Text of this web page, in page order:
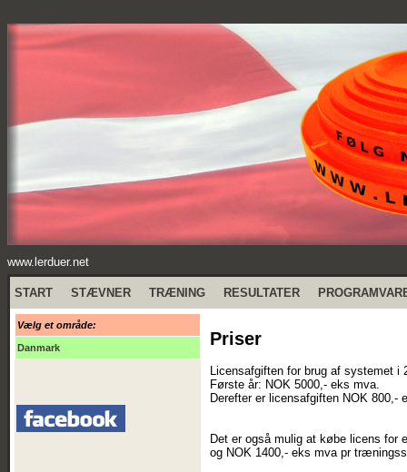
www.lerduer.net
START STÆVNER TRÆNING RESULTATER
Vælg et område:
Danmark Priser
Licensafgiften for brug af systemet i
Første år: NOK 5000,- eks mva.
Derefter er licensafgiften NOK 800,-
Det er også mulig at købe licens
og NOK 1400,- eks mva pr